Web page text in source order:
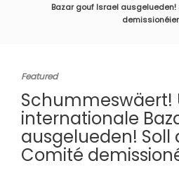
Bazar gouf Israel
Featured
Schummeswäert!
internationale
ausgelueden! Soll
Comité